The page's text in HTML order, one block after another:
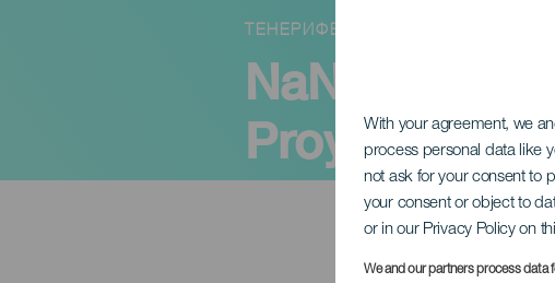
With your agreement, we
process personal data like
not ask for your consent to
your consent or object to
or in our Privacy Policy on
We and our partners process data
NaNa, una
Proyecto
ТЕНЕРИФЕ